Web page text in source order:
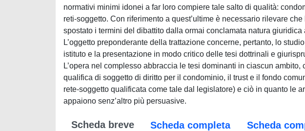
normativi minimi idonei a far loro compiere tale salto di qualità:
reti-soggetto. Con riferimento a quest’ultime è necessario rilevare
spostato i termini del dibattito dalla ormai conclamata natura
L’oggetto preponderante della trattazione concerne, pertanto, lo
istituto e la presentazione in modo critico delle tesi dottrinali e
L’opera nel complesso abbraccia le tesi dominanti in ciascun
qualifica di soggetto di diritto per il condominio, il trust e il fondo
rete-soggetto qualificata come tale dal legislatore) e ciò in quanto le
appaiono senz’altro più persuasive.
Scheda breve Scheda completa Scheda